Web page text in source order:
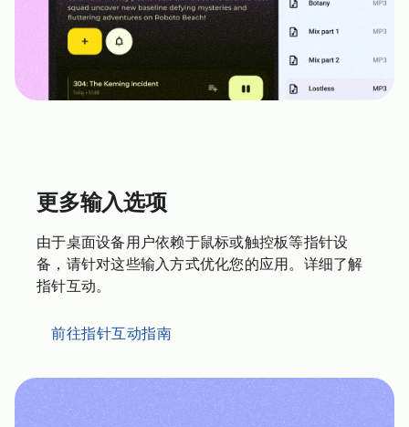
更多输入选项
由于桌面设备用户依赖于鼠标或触控板等指针设
备，请针对这些输入方式优化您的应用。详细了解
指针互动。
前往指针互动指南